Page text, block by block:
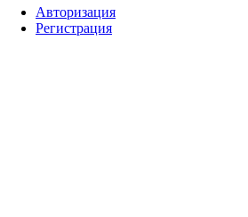
Авторизация
Регистрация